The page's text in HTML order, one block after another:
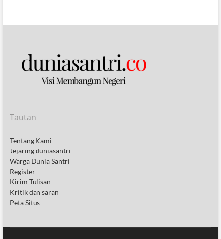
Tautan
Tentang Kami
Jejaring duniasantri
Warga Dunia Santri
Register
Kirim Tulisan
Kritik dan saran
Peta Situs